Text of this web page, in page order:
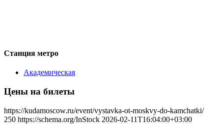
Станция метро
Академическая
Цены на билеты
https://kudamoscow.ru/event/vystavka-ot-moskvy-do-kamchatki/
250 https://schema.org/InStock 2026-02-11T16:04:00+03:00